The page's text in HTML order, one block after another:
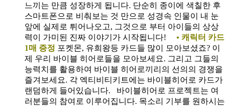
느끼는 만큼 성장하게 됩니다. 단순히 종이에 색칠한 후
스마트폰으로 비춰보는 것 만으로 성경속 인물이 내 눈
앞에 실제로 튀어나오고, 그것으로 부터 아이들의 상상
력이 가미된 진짜 이야기가 시작됩니다! • 캐릭터 카드
1매 증정 포켓몬, 유희왕등 카드들 많이 모아보셨죠? 이
제 우리 바이블 히어로들을 모아보세요. 그리고 그들의
능력치를 활용하여 바이블 히어로끼리의 선의의 경쟁을
즐겨보세요. 각 엑티비티키트에는 바이블히어로 카드가
랜덤하게 들어있습니다. 바이블히어로 프로젝트는 여
러분들의 참여로 이루어집니다. 목소리 기부를 원하시는